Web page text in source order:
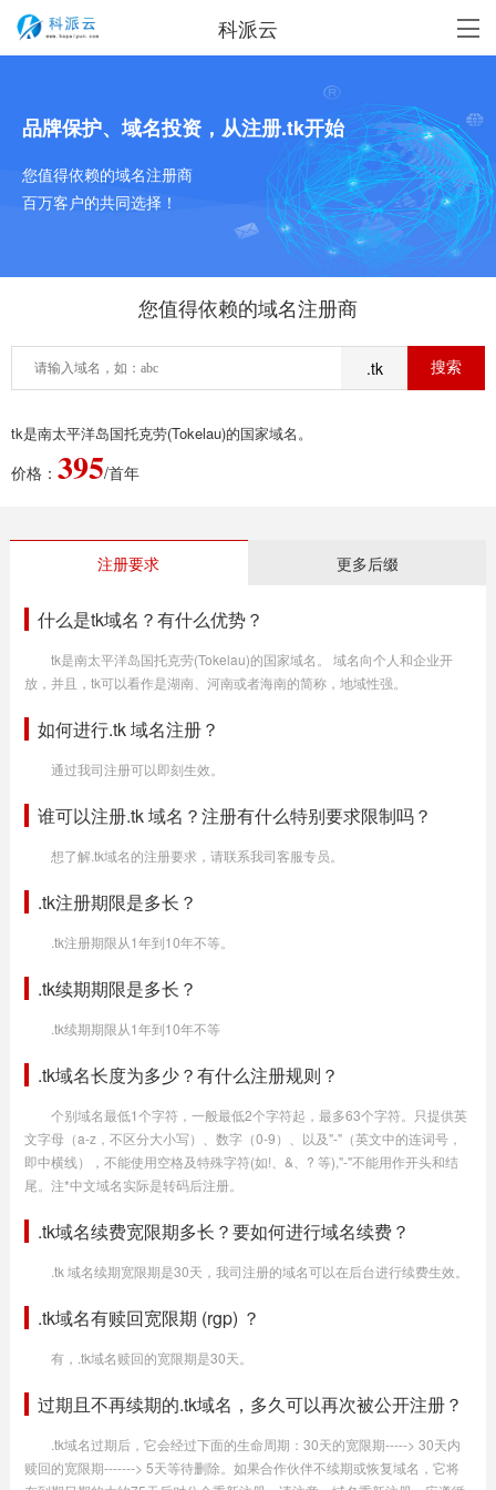
科派云
品牌保护、域名投资，从注册.tk开始
您值得依赖的域名注册商
百万客户的共同选择！
您值得依赖的域名注册商
.tk
tk是南太平洋岛国托克劳(Tokelau)的国家域名。
价格： 395/首年
注册要求 更多后缀
什么是tk域名？有什么优势？
tk是南太平洋岛国托克劳(Tokelau)的国家域名。 域名向个人和企业开
放，并且，tk可以看作是湖南、河南或者海南的简称，地域性强。
如何进行.tk 域名注册？
通过我司注册可以即刻生效。
谁可以注册.tk 域名？注册有什么特别要求限制吗？
想了解.tk域名的注册要求，请联系我司客服专员。
.tk注册期限是多长？
.tk注册期限从1年到10年不等。
.tk续期期限是多长？
.tk续期期限从1年到10年不等
.tk域名长度为多少？有什么注册规则？
个别域名最低1个字符，一般最低2个字符起，最多63个字符。只提供英
文字母（a-z，不区分大小写）、数字（0-9）、以及"-"（英文中的连词号，
即中横线），不能使用空格及特殊字符(如!、&、? 等),"-"不能用作开头和结
尾。注*中文域名实际是转码后注册。
.tk域名续费宽限期多长？要如何进行域名续费？
.tk 域名续期宽限期是30天，我司注册的域名可以在后台进行续费生效。
.tk域名有赎回宽限期 (rgp) ？
有，.tk域名赎回的宽限期是30天。
过期且不再续期的.tk域名，多久可以再次被公开注册？
.tk域名过期后，它会经过下面的生命周期：30天的宽限期-----> 30天内
赎回的宽限期-------> 5天等待删除。如果合作伙伴不续期或恢复域名，它将